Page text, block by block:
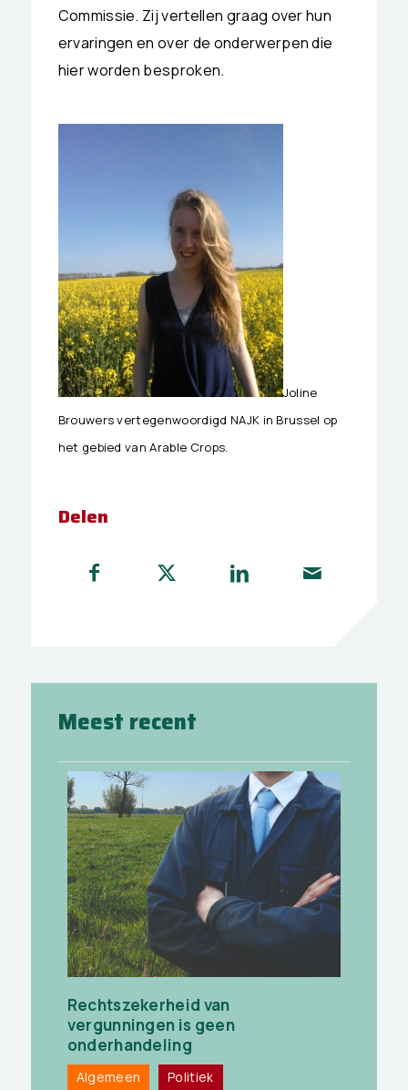
Commissie. Zij vertellen graag over hun
ervaringen en over de onderwerpen die
hier worden besproken.
Joline
Brouwers vertegenwoordigd NAJK in Brussel op
het gebied van Arable Crops.
Delen
Meest recent
Rechtszekerheid van
vergunningen is geen
onderhandeling
Algemeen Politiek